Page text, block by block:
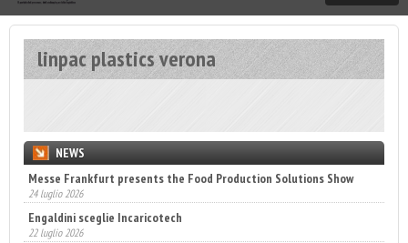
linpac plastics verona
NEWS
Messe Frankfurt presents the Food Production Solutions Show
24 luglio 2026
Engaldini sceglie Incaricotech
22 luglio 2026